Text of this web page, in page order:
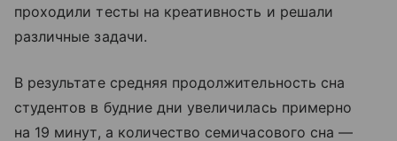
проходили тесты на креативность и решали
различные задачи.
В результате средняя продолжительность сна
студентов в будние дни увеличилась примерно
на 19 минут, а количество семичасового сна —